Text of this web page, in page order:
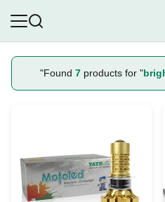
Found 7 products for "
"